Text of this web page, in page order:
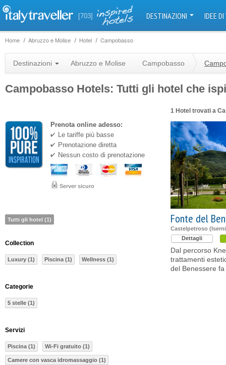
[703] DESTINAZIONI IDEE
Home Abruzzo e Molise Hotel Campobasso
Destinazioni Abruzzo e Molise Campobasso
Campobasso Hotels: Tutti gli hotel che
1 Hotel trovati a
Fonte del
Castelpetroso
Dettagli
Dal percorso
trattamenti
del Benessere
Prenota online adesso:
Le tariffe più basse
Prenotazione diretta
Nessun costo di prenotazione
Server sicuro
Tutti gli hotel (1)
Collection
Luxury (1) Piscina (1) Wellness (1)
Categorie
5 stelle (1)
Servizi
Piscina (1) Wi-Fi gratuito (1)
Camere con vasca idromassaggio (1)